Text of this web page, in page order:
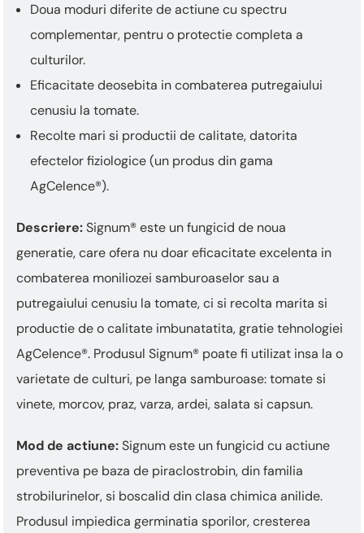
Doua moduri diferite de actiune cu spectru
complementar, pentru o protectie completa a
culturilor.
Eficacitate deosebita in combaterea putregaiului
cenusiu la tomate.
Recolte mari si productii de calitate, datorita
efectelor fiziologice (un produs din gama
AgCelence®).
Descriere:Signum® este un fungicid de noua
generatie, care ofera nu doar eficacitate excelenta in
combaterea moniliozei samburoaselor sau a
putregaiului cenusiu la tomate, ci si recolta marita si
productie de o calitate imbunatatita, gratie tehnologiei
AgCelence®. Produsul Signum® poate fi utilizat insa la o
varietate de culturi, pe langa samburoase: tomate si
vinete, morcov, praz, varza, ardei, salata si capsun.
Mod de actiune:Signum este un fungicid cu actiune
preventiva pe baza de piraclostrobin, din familia
strobilurinelor, si boscalid din clasa chimica anilide.
Produsul impiedica germinatia sporilor, cresterea